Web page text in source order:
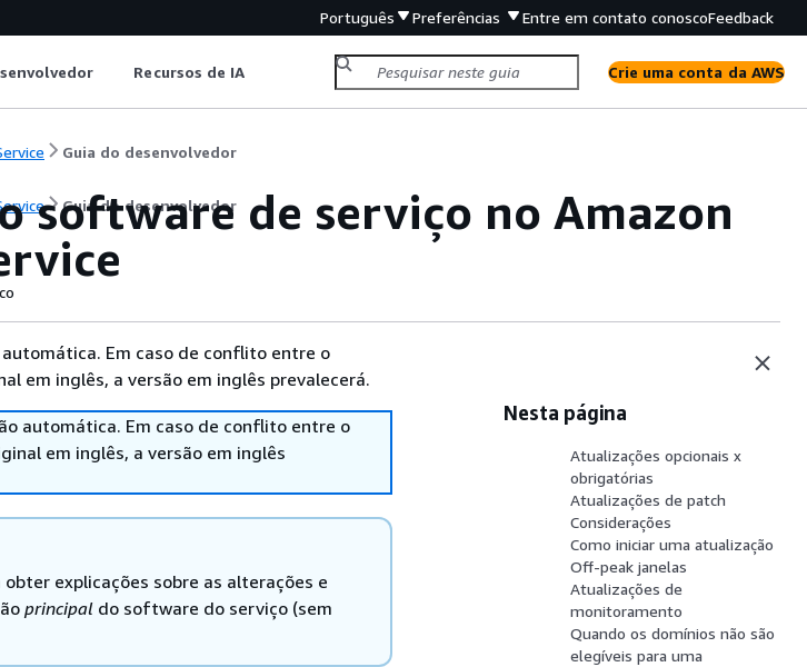
Português Preferências Entre em contato conoscoFeedback
Recursos de IA Crie uma conta da AWS
Guia do desenvolvedor
Guia do desenvolvedor
software de serviço no Amazon
Em caso de conflito entre o
em inglês, a versão em inglês prevalecerá.
automática. Em caso de conflito entre o
em inglês, a versão em inglês
obter explicações sobre as alterações e
principal do software do serviço (sem
Nesta página
Atualizações opcionais x
obrigatórias
Atualizações de patch
Considerações
Como iniciar uma atualização
Off-peak janelas
Atualizações de
monitoramento
Quando os domínios não são
elegíveis para uma